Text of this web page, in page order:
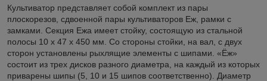
Культиватор представляет собой комплект из пары
плоскорезов, сдвоенной пары культиваторов Еж, рамки с
замками. Секция Ежа имеет стойку, состоящую из стальной
полосы 10 х 47 х 450 мм. Со стороны стойки, на вал, с двух
сторон установлены рыхлящие элементы с шипами. «Ёж»
состоит из трех дисков разного диаметра, на каждый из которых
приварены шипы (5, 10 и 15 шипов соответственно). Диаметр